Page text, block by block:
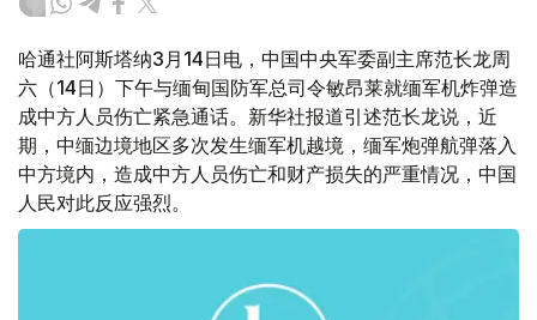
哈通社阿斯塔纳3月14日电，中国中央军委副主席范长龙周
六（14日）下午与缅甸国防军总司令敏昂莱就缅军机炸弹造
成中方人员伤亡紧急通话。新华社报道引述范长龙说，近
期，中缅边境地区多次发生缅军机越境，缅军炮弹航弹落入
中方境内，造成中方人员伤亡和财产损失的严重情况，中国
人民对此反应强烈。